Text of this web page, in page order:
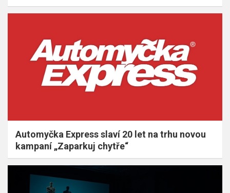
Automyčka Express slaví 20 let na trhu novou
kampaní „Zaparkuj chytře“